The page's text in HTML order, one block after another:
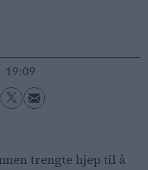
19:09
trengte hjep til å